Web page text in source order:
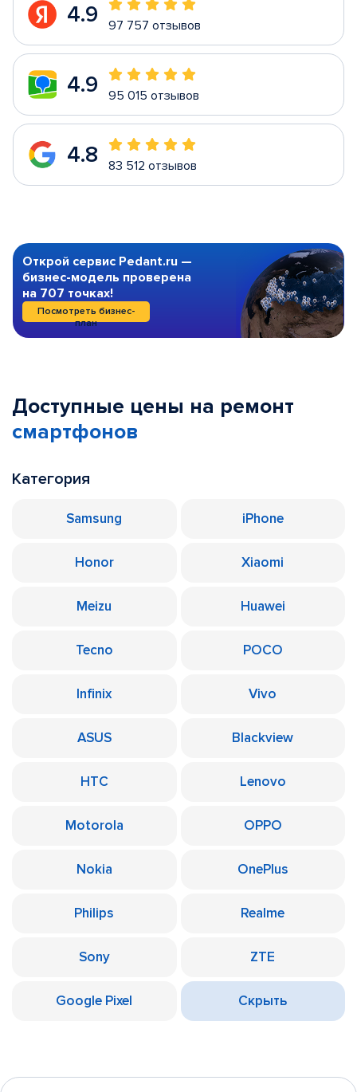
4.9 97 757 отзывов
4.9 95 015 отзывов
4.8 83 512 отзывов
Открой сервис Pedant.ru —
бизнес-модель проверена
на 707 точках!
Посмотреть бизнес-
план
Доступные цены на ремонт
смартфонов
Категория
Samsung iPhone
Honor Xiaomi
Meizu Huawei
Tecno POCO
Infinix Vivo
ASUS Blackview
HTC Lenovo
Motorola OPPO
Nokia OnePlus
Philips Realme
Sony ZTE
Google Pixel Скрыть